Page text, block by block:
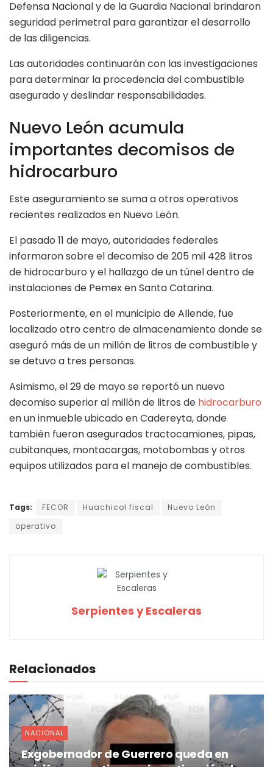
Defensa Nacional y de la Guardia Nacional brindaron
seguridad perimetral para garantizar el desarrollo
de las diligencias.
Las autoridades continuarán con las investigaciones
para determinar la procedencia del combustible
asegurado y deslindar responsabilidades.
Nuevo León acumula
importantes decomisos de
hidrocarburo
Este aseguramiento se suma a otros operativos
recientes realizados en Nuevo León.
El pasado 11 de mayo, autoridades federales
informaron sobre el decomiso de 205 mil 428 litros
de hidrocarburo y el hallazgo de un túnel dentro de
instalaciones de Pemex en Santa Catarina.
Posteriormente, en el municipio de Allende, fue
localizado otro centro de almacenamiento donde se
aseguró más de un millón de litros de combustible y
se detuvo a tres personas.
Asimismo, el 29 de mayo se reportó un nuevo
decomiso superior al millón de litros de hidrocarburo
en un inmueble ubicado en Cadereyta, donde
también fueron asegurados tractocamiones, pipas,
cubitanques, montacargas, motobombas y otros
equipos utilizados para el manejo de combustibles.
Tags: FECOR Huachicol fiscal
Nuevo León
operativo
Serpientes y Escaleras
Relacionados
NACIONAL
Exgobernador de Guerrero queda en